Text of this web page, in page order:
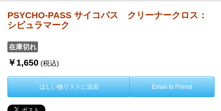
PSYCHO-PASS サイコパス クリーナークロス：
シビュラマーク
在庫切れ
￥1,650 (税込)
ほしい物リストに追加 Email to Friend